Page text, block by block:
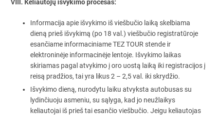
Informacija apie išvykimo iš viešbučio laiką skelbiama
dieną prieš išvykimą (po 18 val.) viešbučio registratūroje
esančiame informaciniame TEZ TOUR stende ir
elektroninėje informacinėje lentoje. Išvykimo laikas
skiriamas pagal atvykimo į oro uostą laiką iki registracijos į
reisą pradžios, tai yra likus 2 – 2,5 val. iki skrydžio.
Išvykimo dieną, nurodytu laiku atvyksta autobusas su
lydinčiuoju asmeniu, su sąlyga, kad jo neužlaikys
keliautojai iš prieš tai esančio viešbučio. Jeigu keliautojas